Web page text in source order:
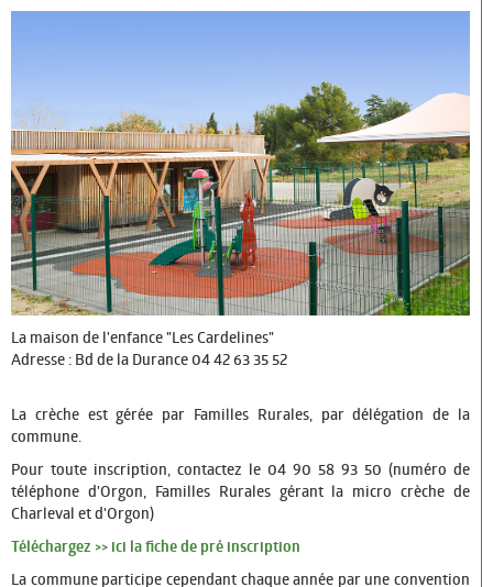
Petite enfance
Vie scolaire
Jeunesse
LOISIRS ET CULTURE
Culture
Associations
Tourisme
COMMERCES ET SERVICES
PROGRAMME DES MANIFESTATIONS DU MOIS
POLICE MUNICIPALE
La maison de l'enfance "Les Cardelines"
Adresse : Bd de la Durance 04 42 63 35 52
La crèche est gérée par Familles Rurales, par délégation de la
commune.
Pour toute inscription, contactez le 04 90 58 93 50 (numéro de
téléphone d'Orgon, Familles Rurales gérant la micro crèche de
Charleval et d'Orgon)
Téléchargez >> ici la fiche de pré inscription
La commune participe cependant chaque année par une convention